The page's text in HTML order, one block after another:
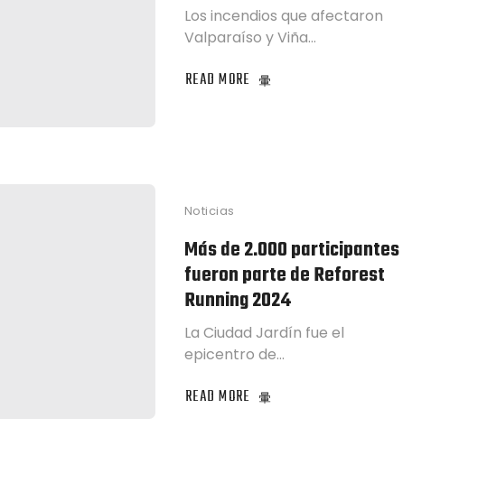
Los incendios que afectaron
Valparaíso y Viña…
READ MORE
Noticias
Más de 2.000 participantes
fueron parte de Reforest
Running 2024
La Ciudad Jardín fue el
epicentro de…
READ MORE